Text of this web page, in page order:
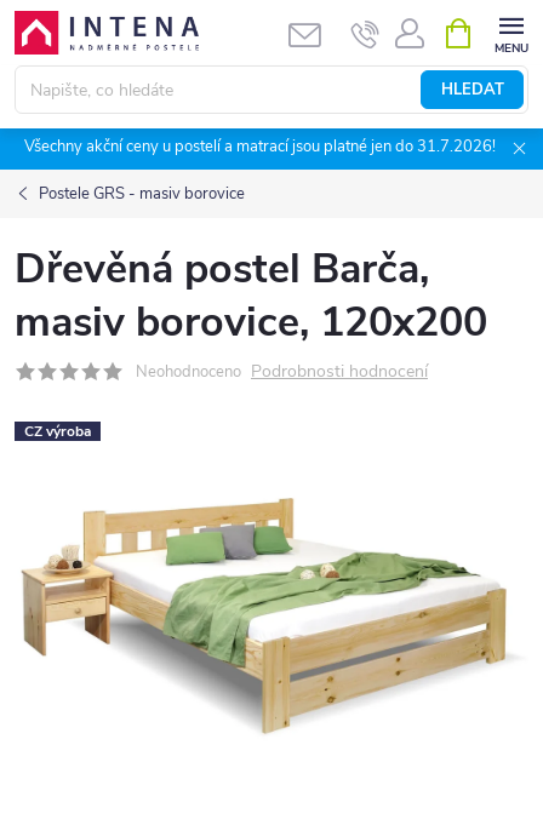
Přejít
obsah
HLEDAT
NÁKUPNÍ
KOŠÍK
Všechny akční ceny u postelí a matrací jsou platné jen do 31.7.2026!
Postele GRS - masiv borovice
Dřevěná postel Barča,
masiv borovice, 120x200
Neohodnoceno Podrobnosti hodnocení
CZ výroba